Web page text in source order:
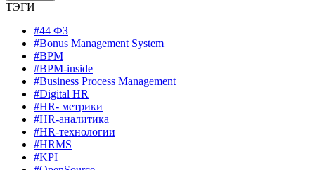
ТЭГИ
#44 ФЗ
#Bonus Management System
#BPM
#BPM-inside
#Business Process Management
#Digital HR
#HR- метрики
#HR-аналитика
#HR-технологии
#HRMS
#KPI